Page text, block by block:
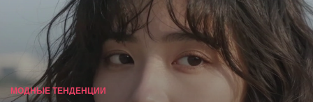
МОДНЫЕ ТЕНДЕНЦИИ